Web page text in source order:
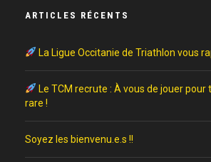
ARTICLES RÉCENTS
La Ligue Occitanie de Triathlon vous
Le TCM recrute : À vous de jouer
rare !
Soyez les bienvenu.e.s !!